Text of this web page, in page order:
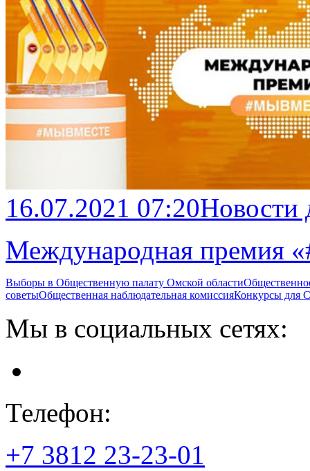
16.07.2021 07:20
Международная
Выборы в Общественную палату Омской области
советыОбщественная наблюдательная комиссияКонкурсы
Мы в социальных сетях:
Телефон:
+7 3812 23-23-01